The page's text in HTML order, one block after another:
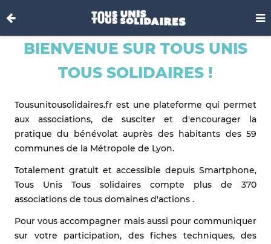
BIENVENUE SUR TOUS UNIS
TOUS SOLIDAIRES !
Tousunitousolidaires.fr est une plateforme qui permet
aux associations, de susciter et d'encourager la
pratique du bénévolat auprès des habitants des 59
communes de la Métropole de Lyon.
Totalement gratuit et accessible depuis Smartphone,
Tous Unis Tous solidaires compte plus de 370
associations de tous domaines d'actions .
Pour vous accompagner mais aussi pour communiquer
sur votre participation, des fiches techniques, des